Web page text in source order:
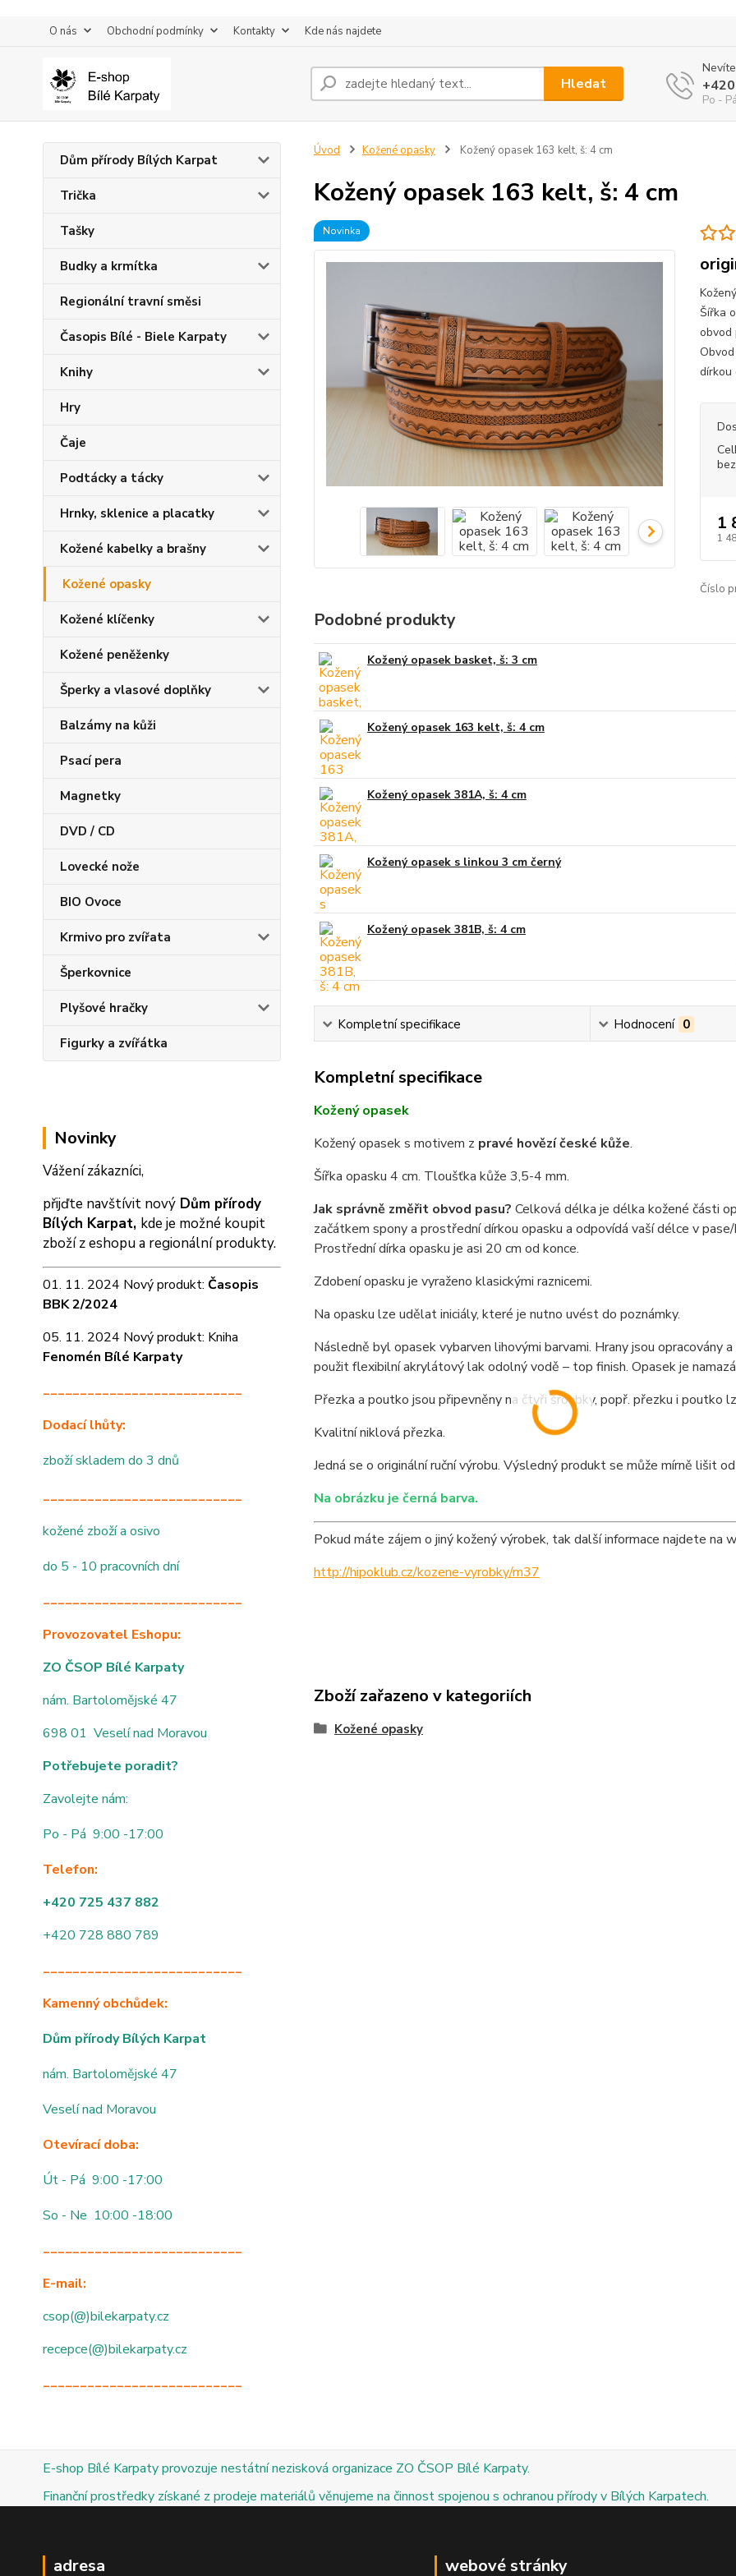
O nás Obchodní podmínky Kontakty Kde nás najdete
Hledat
Po -
Dům přírody Bílých Karpat
Trička
Tašky
Budky a krmítka
Regionální travní směsi
Časopis Bílé - Biele Karpaty
Knihy
Hry
Čaje
Podtácky a tácky
Hrnky, sklenice a placatky
Kožené kabelky a brašny
Kožené opasky
Kožené klíčenky
Kožené peněženky
Šperky a vlasové doplňky
Balzámy na kůži
Psací pera
Magnetky
DVD / CD
Lovecké nože
BIO Ovoce
Krmivo pro zvířata
Šperkovnice
Plyšové hračky
Figurky a zvířátka
Novinky
Vážení zákazníci,
přijďte navštívit nový Dům přírody
Bílých Karpat, kde je možné koupit
zboží z eshopu a regionální produkty.
01. 11. 2024 Nový produkt: Časopis
BBK 2/2024
05. 11. 2024 Nový produkt: Kniha
Fenomén Bílé Karpaty
___________________________
Dodací lhůty:
zboží skladem do 3 dnů
___________________________
kožené zboží a osivo
do 5 - 10 pracovních dní
___________________________
Provozovatel Eshopu:
ZO ČSOP Bílé Karpaty
nám. Bartolomějské 47
698 01 Veselí nad Moravou
Potřebujete poradit?
Zavolejte nám:
Po - Pá 9:00 -17:00
Telefon:
+420 725 437 882
+420 728 880 789
___________________________
Kamenný obchůdek:
Dům přírody Bílých Karpat
nám. Bartolomějské 47
Veselí nad Moravou
Otevírací doba:
Út - Pá 9:00 -17:00
So - Ne 10:00 -18:00
___________________________
E-mail:
csop(@)bilekarpaty.cz
recepce(@)bilekarpaty.cz
___________________________
Úvod Kožené opasky Kožený opasek 163 kelt, š: 4 cm
Kožený opasek 163 kelt, š: 4 cm
Novinka
Šířka
obvod
dírkou
1
1
Číslo
Podobné produkty
Kožený opasek basket, š: 3 cm
Kožený opasek 163 kelt, š: 4 cm
Kožený opasek 381A, š: 4 cm
Kožený opasek s linkou 3 cm černý
Kožený opasek 381B, š: 4 cm
Kompletní specifikace Hodnocení 0
Kompletní specifikace
Kožený opasek
Kožený opasek s motivem z pravé hovězí české kůže.
Šířka opasku 4 cm. Tloušťka kůže 3,5-4 mm.
Jak správně změřit obvod pasu? Celková délka je délka kožené části
začátkem spony a prostřední dírkou opasku a odpovídá vaší délce v
Prostřední dírka opasku je asi 20 cm od konce.
Zdobení opasku je vyraženo klasickými raznicemi.
Na opasku lze udělat iniciály, které je nutno uvést do poznámky.
Následně byl opasek vybarven lihovými barvami. Hrany jsou opracovány
použit flexibilní akrylátový lak odolný vodě – top finish. Opasek je
Přezka a poutko jsou připevněny na čtyři šroubky, popř. přezku i poutko
Kvalitní niklová přezka.
Jedná se o originální ruční výrobu. Výsledný produkt se může mírně lišit
Na obrázku je černá barva.
Pokud máte zájem o jiný kožený výrobek, tak další informace najdete na
http://hipoklub.cz/kozene-vyrobky/m37
Zboží zařazeno v kategoriích
Kožené opasky
E-shop Bílé Karpaty provozuje nestátní nezisková organizace ZO ČSOP Bílé Karpaty.
Finanční prostředky získané z prodeje materiálů věnujeme na činnost spojenou s ochranou přírody v Bílých Karpatech.
adresa webové stránky